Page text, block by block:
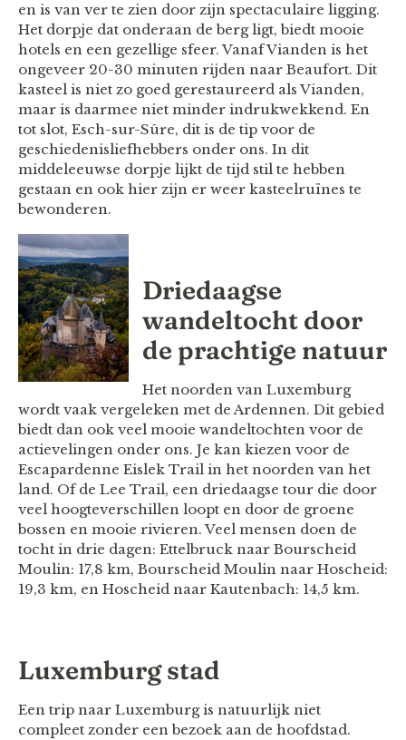
en is van ver te zien door zijn spectaculaire ligging.
Het dorpje dat onderaan de berg ligt, biedt mooie
hotels en een gezellige sfeer. Vanaf Vianden is het
ongeveer 20-30 minuten rijden naar Beaufort. Dit
kasteel is niet zo goed gerestaureerd als Vianden,
maar is daarmee niet minder indrukwekkend. En
tot slot, Esch-sur-Sûre, dit is de tip voor de
geschiedenisliefhebbers onder ons. In dit
middeleeuwse dorpje lijkt de tijd stil te hebben
gestaan en ook hier zijn er weer kasteelruïnes te
bewonderen.
Driedaagse
wandeltocht door
de prachtige natuur
Het noorden van Luxemburg
wordt vaak vergeleken met de Ardennen. Dit gebied
biedt dan ook veel mooie wandeltochten voor de
actievelingen onder ons. Je kan kiezen voor de
Escapardenne Eislek Trail in het noorden van het
land. Of de Lee Trail, een driedaagse tour die door
veel hoogteverschillen loopt en door de groene
bossen en mooie rivieren. Veel mensen doen de
tocht in drie dagen: Ettelbruck naar Bourscheid
Moulin: 17,8 km, Bourscheid Moulin naar Hoscheid:
19,3 km, en Hoscheid naar Kautenbach: 14,5 km.
Luxemburg stad
Een trip naar Luxemburg is natuurlijk niet
compleet zonder een bezoek aan de hoofdstad.